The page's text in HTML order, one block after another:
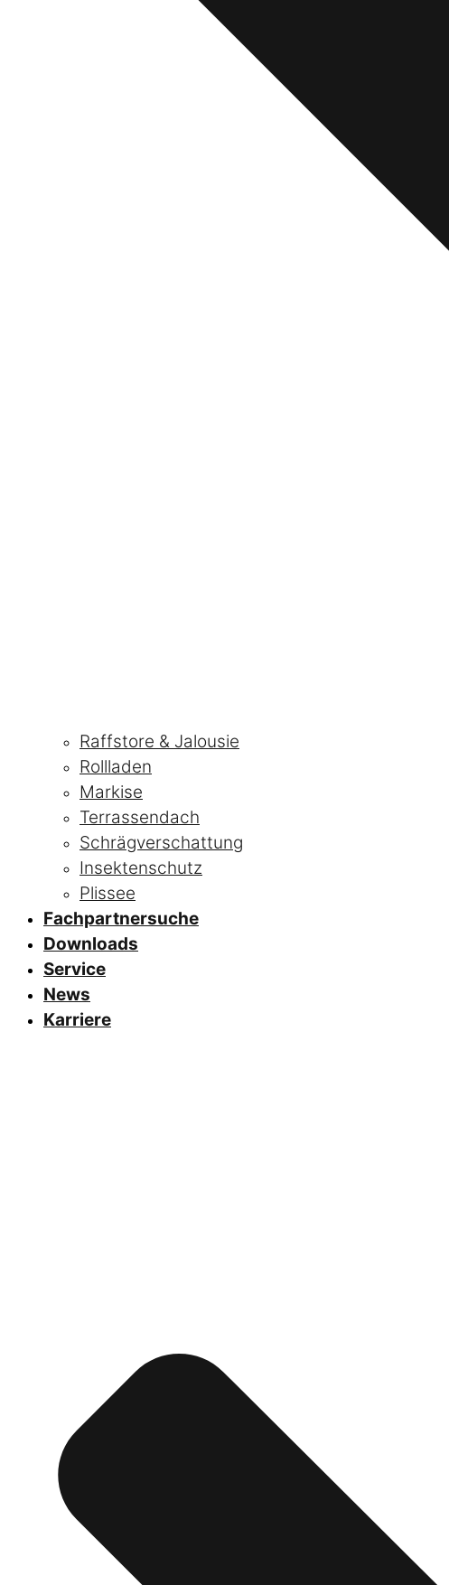
Raffstore & Jalousie
Rollladen
Markise
Terrassendach
Schrägverschattung
Insektenschutz
Plissee
Fachpartnersuche
Downloads
Service
News
Karriere